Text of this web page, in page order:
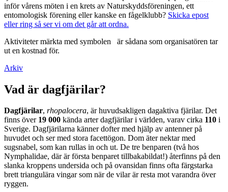
inför vårens möten i en krets av Naturskyddsföreningen, ett
entomologisk förening eller kanske en fågelklubb? Skicka epost
eller ring så ser vi om det går att ordna.
Aktiviteter märkta med symbolen
är sådana som organisatören tar
ut en kostnad för.
Arkiv
Vad är dagfjärilar?
Dagfjärilar, rhopalocera, är huvudsakligen dagaktiva fjärilar. Det
finns över 19 000 kända arter dagfjärilar i världen, varav cirka 110 i
Sverige. Dagfjärilarna känner dofter med hjälp av antenner på
huvudet och ser med stora facettögon. Dom äter nektar med
sugsnabel, som kan rullas in och ut. De tre benparen (två hos
Nymphalidae, där är första benparet tillbakabildat!) återfinns på den
slanka kroppens undersida och på ovansidan finns ofta färgstarka
brett triangulära vingar som när de vilar är resta mot varandra över
ryggen.